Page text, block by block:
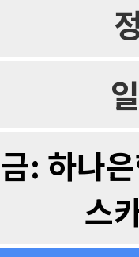
: 하나
스